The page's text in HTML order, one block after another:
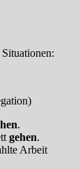
.
gehen.
Arbeit